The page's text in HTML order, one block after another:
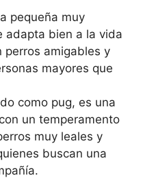
pequeña muy
adapta bien a la vida
perros amigables y
mayores que
como pug, es una
un temperamento
muy leales y
buscan una